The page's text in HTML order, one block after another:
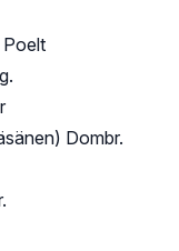
Poelt
Dombr.